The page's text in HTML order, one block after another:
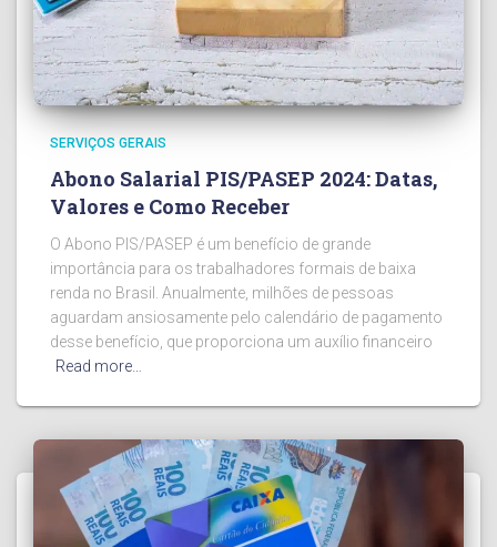
SERVIÇOS GERAIS
Abono Salarial PIS/PASEP 2024: Datas,
Valores e Como Receber
O Abono PIS/PASEP é um benefício de grande
importância para os trabalhadores formais de baixa
renda no Brasil. Anualmente, milhões de pessoas
aguardam ansiosamente pelo calendário de pagamento
desse benefício, que proporciona um auxílio financeiro
Read more…